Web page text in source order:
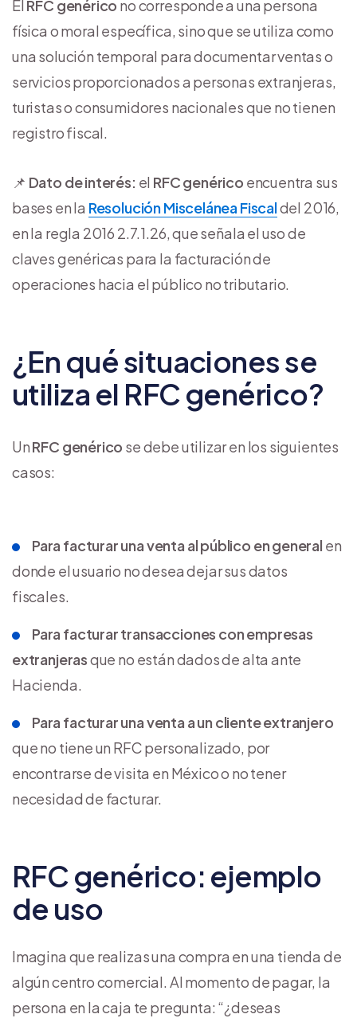
El RFC genérico no corresponde a una persona
física o moral específica, sino que se utiliza como
una solución temporal para documentar ventas o
servicios proporcionados a personas extranjeras,
turistas o consumidores nacionales que no tienen
registro fiscal.
📌 Dato de interés: el RFC genérico encuentra sus
bases en la Resolución Miscelánea Fiscaldel 2016,
en la regla 2016 2.7.1.26, que señala el uso de
claves genéricas para la facturación de
operaciones hacia el público no tributario.
¿En qué situaciones se
utiliza el RFC genérico?
UnRFC genérico se debe utilizar en los siguientes
casos:
Para facturar una venta al público en general en
donde el usuario no desea dejar sus datos
fiscales.
Para facturar transacciones con empresas
extranjerasque no están dados de alta ante
Hacienda.
Para facturar una venta a un cliente extranjero
que no tiene un RFC personalizado, por
encontrarse de visita en México o no tener
necesidad de facturar.
RFC genérico: ejemplo
de uso
Imagina que realizas una compra en una tienda de
algún centro comercial. Al momento de pagar, la
persona en la caja te pregunta: “¿deseas